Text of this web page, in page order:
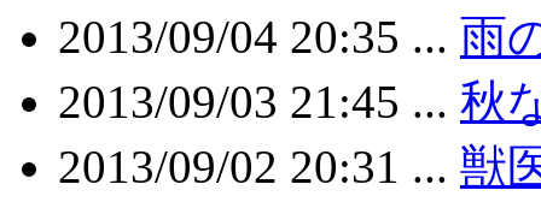
2013/09/04 20:35 ... 雨
2013/09/03 21:45 ... 秋
2013/09/02 20:31 ... 獣